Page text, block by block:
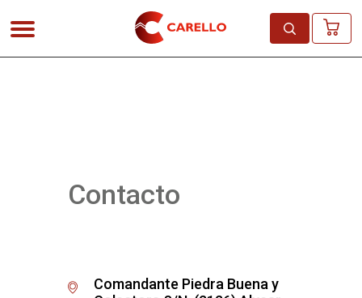
Contacto
Comandante Piedra Buena y